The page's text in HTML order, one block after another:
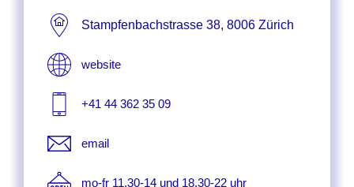
Stampfenbachstrasse 38, 8006 Zürich
website
+41 44 362 35 09
email
mo-fr 11.30-14 und 18.30-22 uhr